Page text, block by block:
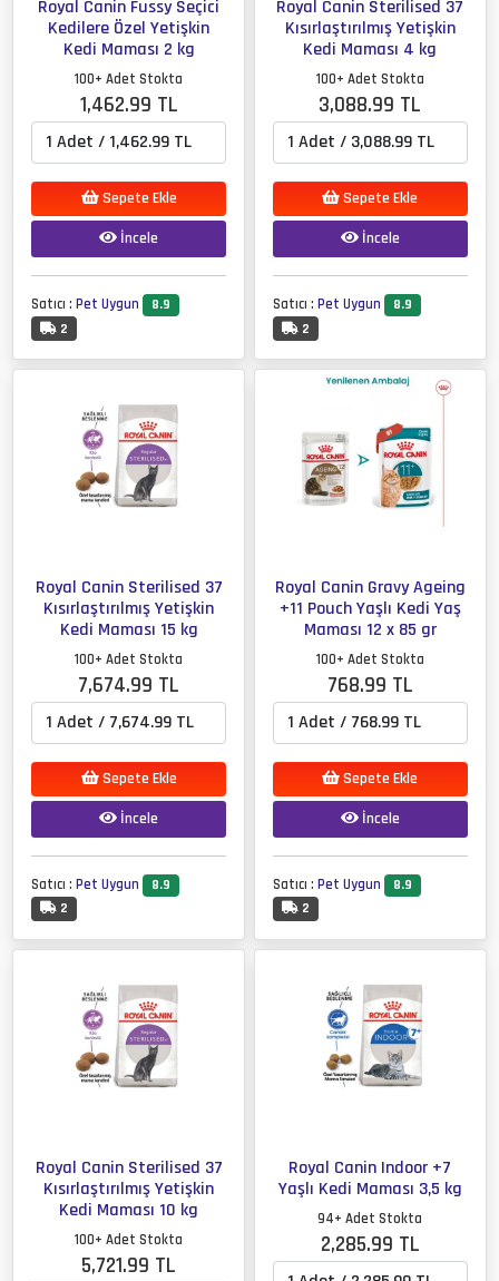
Royal Canin Fussy Seçici
Kedilere Özel Yetişkin
Kedi Maması 2 kg
100+ Adet Stokta
1,462.99 TL
Sepete Ekle
İncele
Satıcı :Pet Uygun
8.9
2
Royal Canin Sterilised 37
Kısırlaştırılmış Yetişkin
Kedi Maması 4 kg
100+ Adet Stokta
3,088.99 TL
Sepete Ekle
İncele
Satıcı : Pet Uygun
8.9
2
Royal Canin Sterilised 37
Kısırlaştırılmış Yetişkin
Kedi Maması 15 kg
100+ Adet Stokta
7,674.99 TL
Sepete Ekle
İncele
Satıcı :Pet Uygun
8.9
2
Royal Canin Gravy Ageing
+11 Pouch Yaşlı Kedi Yaş
Maması 12 x 85 gr
100+ Adet Stokta
768.99 TL
Sepete Ekle
İncele
Satıcı : Pet Uygun
8.9
2
Royal Canin Sterilised 37
Kısırlaştırılmış Yetişkin
Kedi Maması 10 kg
100+ Adet Stokta
5,721.99 TL
Royal Canin Indoor +7
Yaşlı Kedi Maması 3,5 kg
94+ Adet Stokta
2,285.99 TL